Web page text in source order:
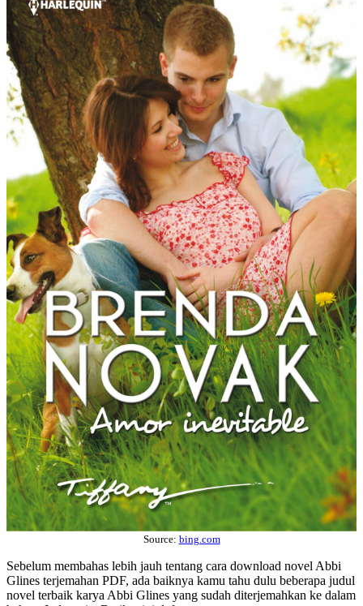
Source: bing.com
Sebelum membahas lebih jauh tentang cara download novel Abbi
Glines terjemahan PDF, ada baiknya kamu tahu dulu beberapa judul
novel terbaik karya Abbi Glines yang sudah diterjemahkan ke dalam